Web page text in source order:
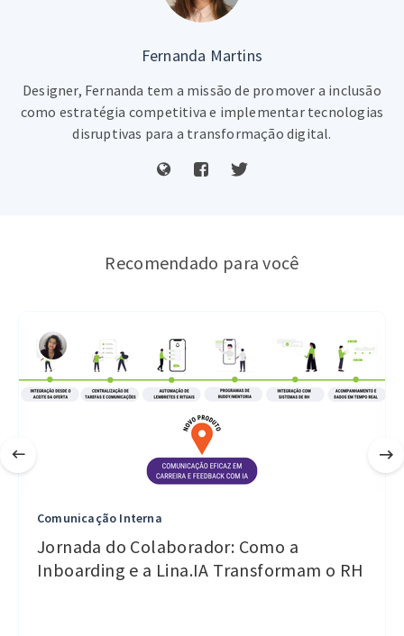
Fernanda Martins
Designer, Fernanda tem a missão de promover a inclusão
como estratégia competitiva e implementar tecnologias
disruptivas para a transformação digital.
Recomendado para você
Comunicação Interna
Jornada do Colaborador: Como a
Inboarding e a Lina.IA Transformam o RH